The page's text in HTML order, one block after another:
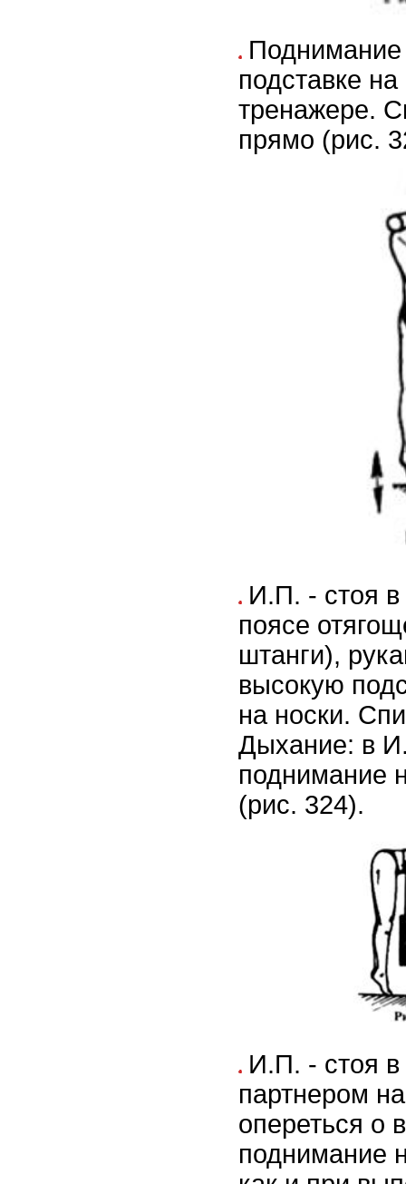
Поднимание
подставке
тренажере.
прямо (рис.
И.П. - стоя в
поясе
штанги),
высокую
на носки.
Дыхание: в
поднимание
(рис. 324).
И.П. - стоя в
партнером
опереться о
поднимание